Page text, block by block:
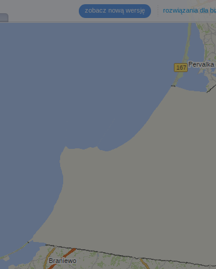
zobacz nową wersję rozwiązania dla